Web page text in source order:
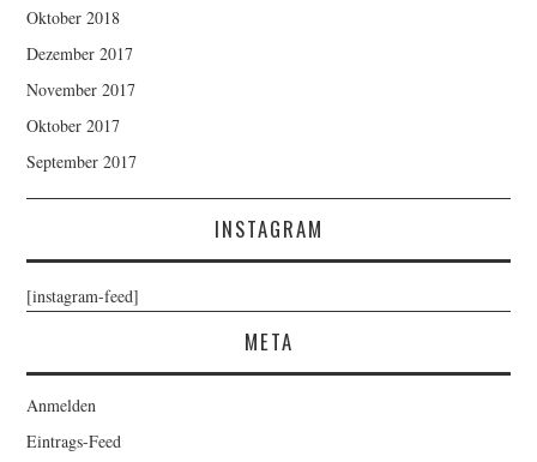
Oktober 2018
Dezember 2017
November 2017
Oktober 2017
September 2017
INSTAGRAM
[instagram-feed]
META
Anmelden
Eintrags-Feed